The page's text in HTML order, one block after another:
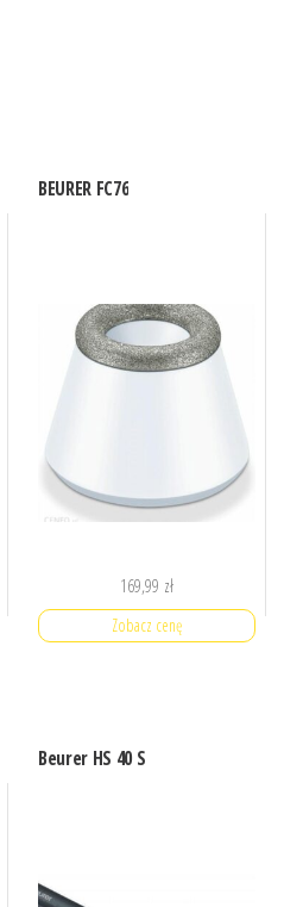
BEURER FC76
169,99 zł
Zobacz cenę
Beurer HS 40 S